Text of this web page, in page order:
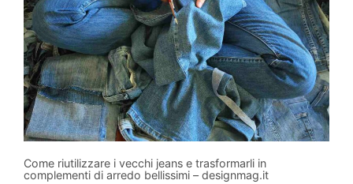
Come riutilizzare i vecchi jeans e trasformarli in
complementi di arredo bellissimi – designmag.it